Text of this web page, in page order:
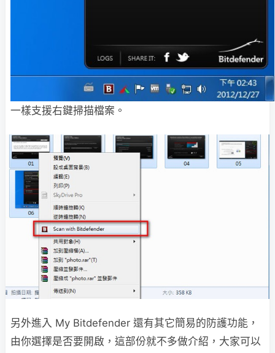
一樣支援右鍵掃描檔案。
另外進入 My Bitdefender 還有其它簡易的防護功能，
由你選擇是否要開啟，這部份就不多做介紹，大家可以